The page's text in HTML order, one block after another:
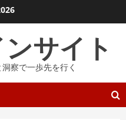
サイト
察で一歩先を行く